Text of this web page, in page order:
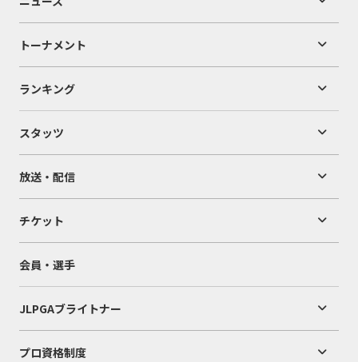
トーナメント
ランキング
スタッツ
放送・配信
チケット
会員・選手
JLPGAブライトナー
プロ資格制度